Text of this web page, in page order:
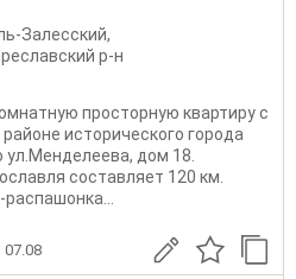
Залесский,
р-н
просторную квартиру с
исторического города
ул.Менделеева, дом 18.
составляет 120 км.
07.08